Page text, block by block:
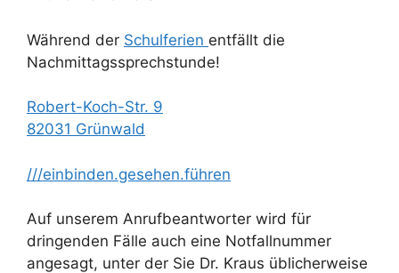
Während der Schulferien entfällt die
Nachmittagssprechstunde!
Robert-Koch-Str. 9
82031 Grünwald
///einbinden.gesehen.führen
Auf unserem Anrufbeantworter wird für
dringenden Fälle auch eine Notfallnummer
angesagt, unter der Sie Dr. Kraus üblicherweise